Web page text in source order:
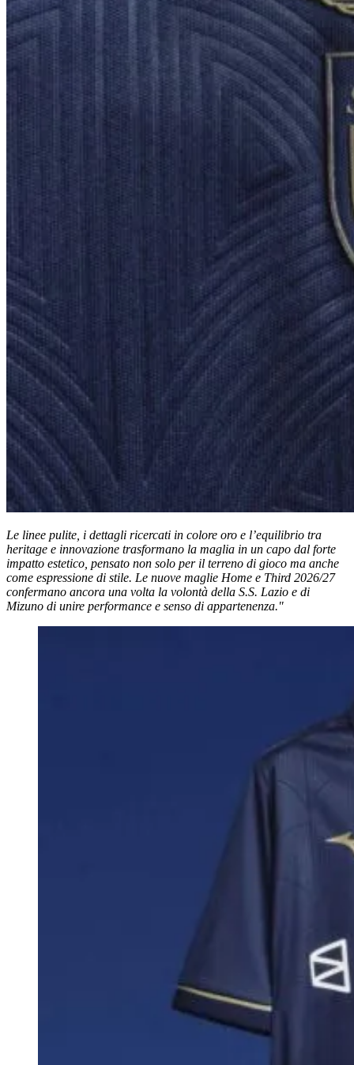
Le linee pulite, i dettagli ricercati in colore oro e l’equilibrio tra
heritage e innovazione trasformano la maglia in un capo dal forte
impatto estetico, pensato non solo per il terreno di gioco ma anche
come espressione di stile. Le nuove maglie Home e Third 2026/27
confermano ancora una volta la volontà della S.S. Lazio e di
Mizuno di unire performance e senso di appartenenza."